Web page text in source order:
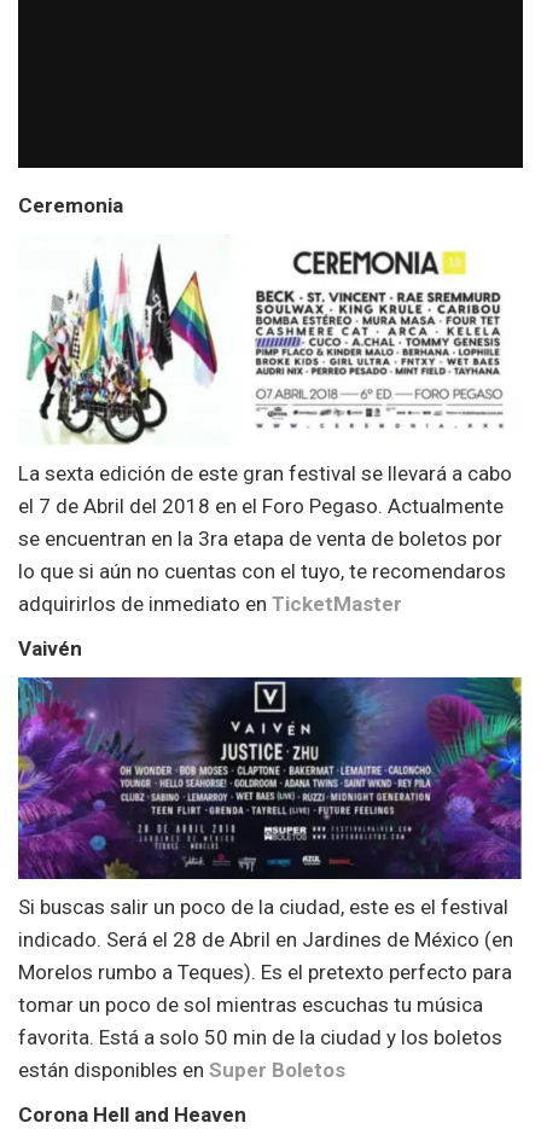
Ceremonia
La sexta edición de este gran festival se llevará a cabo
el 7 de Abril del 2018 en el Foro Pegaso. Actualmente
se encuentran en la 3ra etapa de venta de boletos por
lo que si aún no cuentas con el tuyo, te recomendaros
adquirirlos de inmediato en TicketMaster
Vaivén
Si buscas salir un poco de la ciudad, este es el festival
indicado. Será el 28 de Abril en Jardines de México (en
Morelos rumbo a Teques). Es el pretexto perfecto para
tomar un poco de sol mientras escuchas tu música
favorita. Está a solo 50 min de la ciudad y los boletos
están disponibles en Super Boletos
Corona Hell and Heaven